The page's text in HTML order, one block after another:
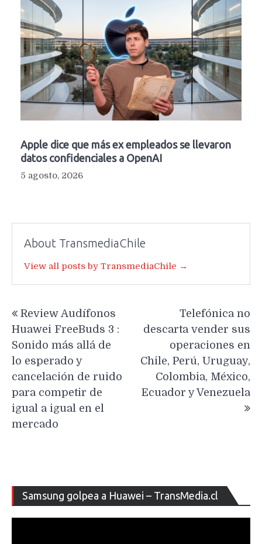
Apple dice que más ex empleados se llevaron
datos confidenciales a OpenAI
5 agosto, 2026
About TransmediaChile
View all posts by TransmediaChile →
de
entradas
Review Audífonos
Huawei FreeBuds 3 :
Sonido más allá de
lo esperado y
cancelación de ruido
para competir de
igual a igual en el
mercado
Telefónica no
descarta vender sus
operaciones en
Chile, Perú, Uruguay,
Colombia, México,
Ecuador y Venezuela
Samsung golpea a Huawei – TransMedia.cl
de